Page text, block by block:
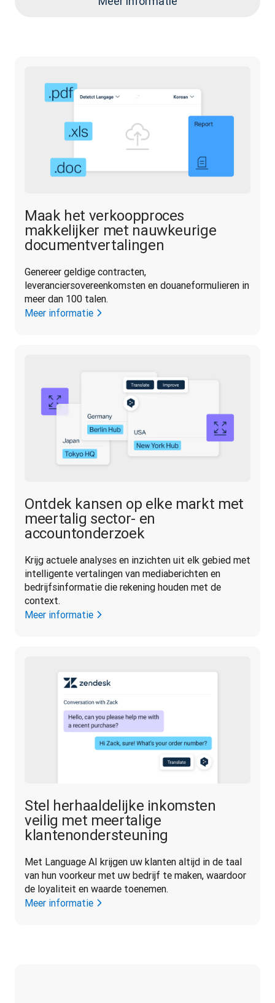
Maak het verkoopproces
makkelijker met nauwkeurige
documentvertalingen
Genereer geldige contracten,
leveranciersovereenkomsten en douaneformulieren in
meer dan 100 talen.
Meer informatie
Ontdek kansen op elke markt met
meertalig sector- en
accountonderzoek
Krijg actuele analyses en inzichten uit elk gebied met
intelligente vertalingen van mediaberichten en
bedrijfsinformatie die rekening houden met de
context.
Meer informatie
Stel herhaaldelijke inkomsten
veilig met meertalige
klantenondersteuning
Met Language AI krijgen uw klanten altijd in de taal
van hun voorkeur met uw bedrijf te maken, waardoor
de loyaliteit en waarde toenemen.
Meer informatie